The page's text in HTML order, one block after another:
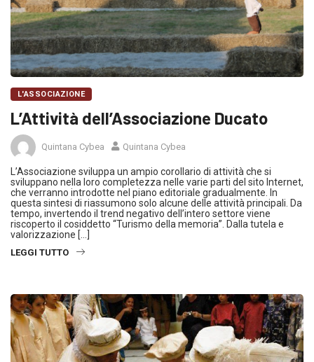
L'ASSOCIAZIONE
L’Attività dell’Associazione Ducato
Quintana Cybea Quintana Cybea
L’Associazione sviluppa un ampio corollario di attività che si
sviluppano nella loro completezza nelle varie parti del sito Internet,
che verranno introdotte nel piano editoriale gradualmente. In
questa sintesi di riassumono solo alcune delle attività principali. Da
tempo, invertendo il trend negativo dell’intero settore viene
riscoperto il cosiddetto “Turismo della memoria”. Dalla tutela e
valorizzazione […]
LEGGI TUTTO